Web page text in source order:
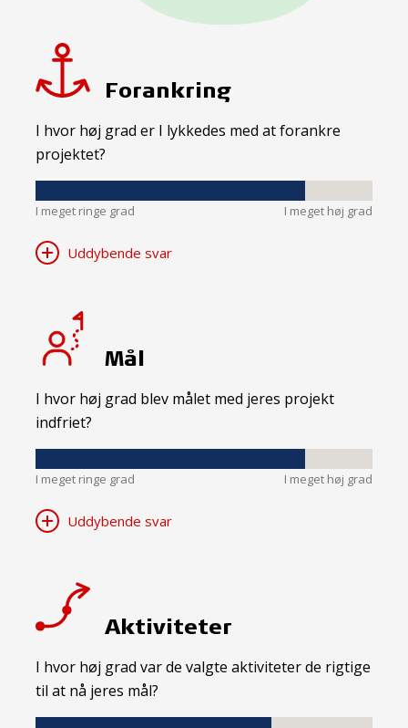
Forankring
I hvor høj grad er I lykkedes med at forankre
projektet?
I meget ringe grad I meget høj grad
Uddybende svar
Mål
I hvor høj grad blev målet med jeres projekt
indfriet?
I meget ringe grad I meget høj grad
Uddybende svar
Aktiviteter
I hvor høj grad var de valgte aktiviteter de rigtige
til at nå jeres mål?